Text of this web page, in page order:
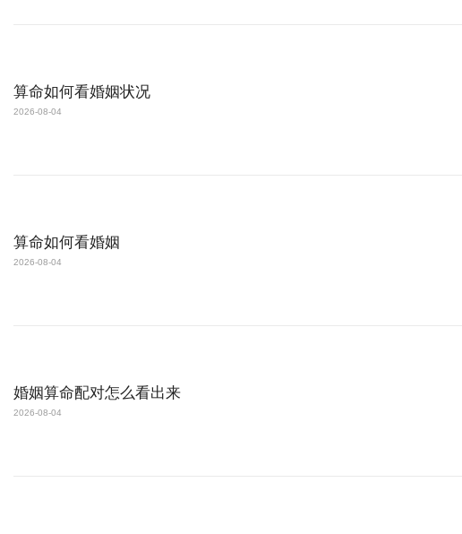
算命如何看婚姻状况
2026-08-04
算命如何看婚姻
2026-08-04
婚姻算命配对怎么看出来
2026-08-04